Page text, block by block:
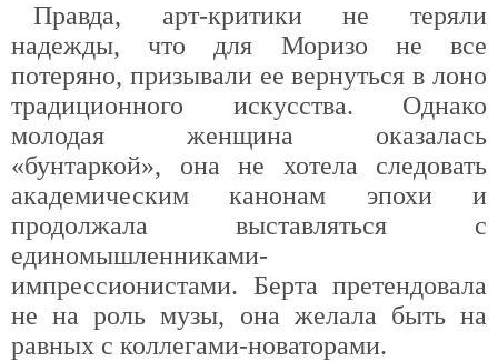
Правда, арт-критики не теряли
надежды, что для Моризо не все
потеряно, призывали ее вернуться в лоно
традиционного искусства. Однако
молодая женщина оказалась
«бунтаркой», она не хотела следовать
академическим канонам эпохи и
продолжала выставляться с
единомышленниками-
импрессионистами. Берта претендовала
не на роль музы, она желала быть на
равных с коллегами-новаторами.